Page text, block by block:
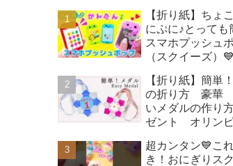
【折り紙】ちょ
にぷに♪とっても
スマホプッシュ
（スクイーズ）
make popit
Origami -
SodaCatOrigami
折り紙♪
【折り紙】簡単
の折り方 豪華
いメダルの作り
ゼント オリン
origamilibrary
超カンタン💙こ
き！おにぎりス